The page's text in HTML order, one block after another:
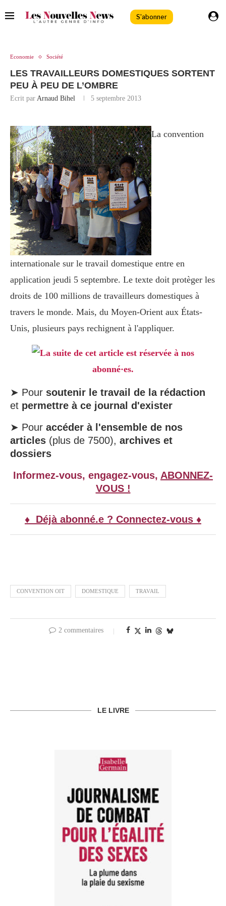
S'abonner
Economie Société
LES TRAVAILLEURS DOMESTIQUES SORTENT
PEU À PEU DE L’OMBRE
Ecrit par Arnaud Bihel 5 septembre 2013
La convention
internationale sur le travail domestique entre en
application jeudi 5 septembre. Le texte doit protèger les
droits de 100 millions de travailleurs domestiques à
travers le monde. Mais, du Moyen-Orient aux États-
Unis, plusieurs pays rechignent à l'appliquer.
La suite de cet article est réservée à nos
abonné·es.
➤ Pour soutenir le travail de la rédaction
et permettre à ce journal d'exister
➤ Pour accéder à l'ensemble de nos
articles (plus de 7500), archives et
dossiers
Informez-vous, engagez-vous, ABONNEZ-
VOUS !
♦ Déjà abonné.e ? Connectez-vous ♦
CONVENTION OIT DOMESTIQUE TRAVAIL
2 commentaires
LE LIVRE